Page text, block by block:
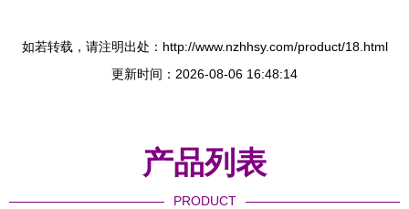
如若转载，请注明出处：http://www.nzhhsy.com/product/18.html
更新时间：2026-08-06 16:48:14
产品列表
PRODUCT